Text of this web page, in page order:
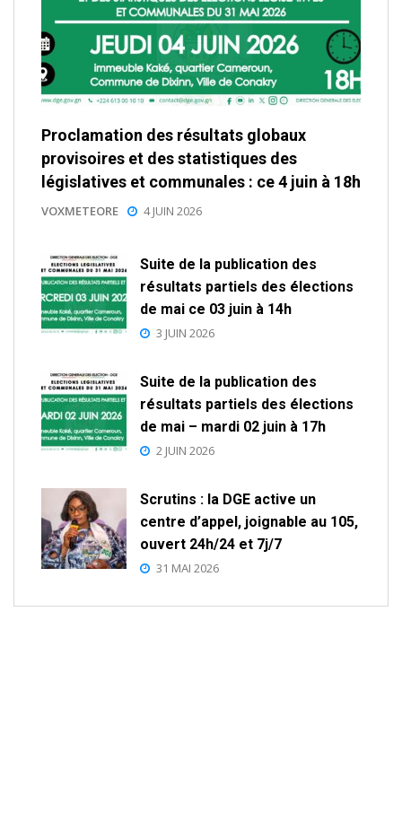
Proclamation des résultats globaux
provisoires et des statistiques des
législatives et communales : ce 4 juin à 18h
VOXMETEORE 4 JUIN 2026
Suite de la publication des
résultats partiels des élections
de mai ce 03 juin à 14h
3 JUIN 2026
Suite de la publication des
résultats partiels des élections
de mai – mardi 02 juin à 17h
2 JUIN 2026
Scrutins : la DGE active un
centre d’appel, joignable au 105,
ouvert 24h/24 et 7j/7
31 MAI 2026